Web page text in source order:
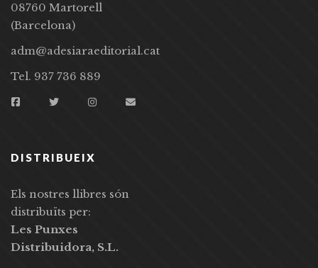
08760 Martorell
(Barcelona)
adm@adesiaraeditorial.cat
Tel. 937 736 889
DISTRIBUEIX
Els nostres llibres són
distribuïts per:
Les Punxes
Distribuidora, S.L.